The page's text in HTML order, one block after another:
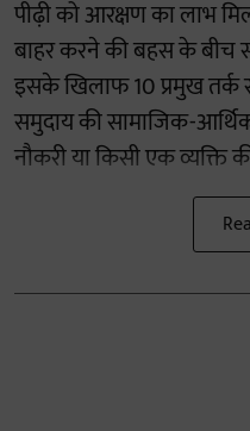
पीढ़ी को आरक्षण का लाभ
बाहर करने की बहस के बीच
इसके खिलाफ 10 प्रमुख तर्क
समुदाय की सामाजिक-
नौकरी या किसी एक